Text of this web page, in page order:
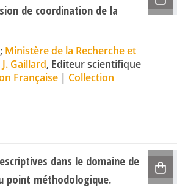
de coordination de la
Ministère de la Recherche et
J. Gaillard, Editeur scientifique
Française| Collection
dans le domaine de
point méthodologique.